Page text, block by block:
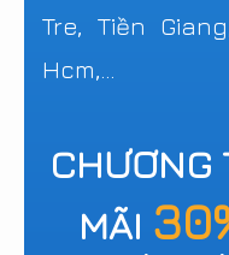
Tre, Tiền
Hcm,...
CHƯƠNG
MÃI